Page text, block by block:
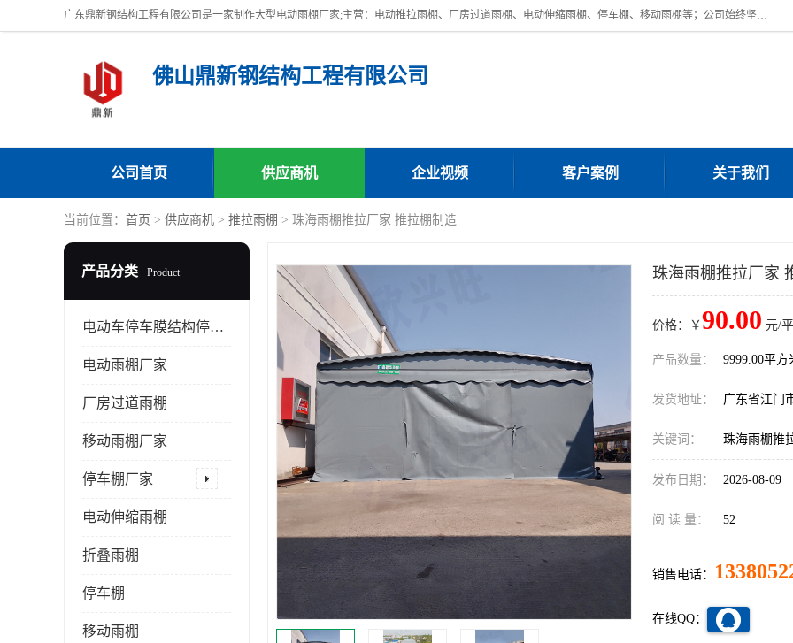
广东鼎新钢结构工程有限公司是一家制作大型电动雨棚厂家;主营：电动推拉雨棚、厂房过道雨棚、电动伸缩雨棚、停车棚、移动雨棚等；公司始终坚持结构创新,品质优越,美观形象,且售后服务好。公司充分吸纳当今休闲用品的前端技术和风格,为您带来质价相宜,时尚典雅的各种户外用品,
佛山鼎新钢结构工程有限公司
公司首页 供应商机 企业视频 客户案例 关于我们
当前位置： 首页 > 供应商机 > 推拉雨棚 > 珠海雨棚推拉厂家 推拉棚制造
产品分类 Product
电动车停车膜结构停车棚
电动雨棚厂家
厂房过道雨棚
移动雨棚厂家
停车棚厂家
电动伸缩雨棚
折叠雨棚
停车棚
移动雨棚
珠海雨棚推拉厂家
价格：￥ 90.00 元/
产品数量： 9999.00平方
发货地址： 广东省江门
关键词： 珠海雨棚推
发布日期： 2026-08-09
阅 读 量： 52
销售电话：
在线QQ：